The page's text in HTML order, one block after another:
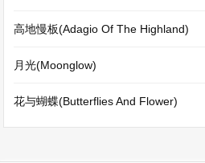
高地慢板(Adagio Of The Highland)
月光(Moonglow)
花与蝴蝶(Butterflies And Flower)